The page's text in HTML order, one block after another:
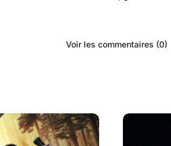
Voir les commentaires (0)